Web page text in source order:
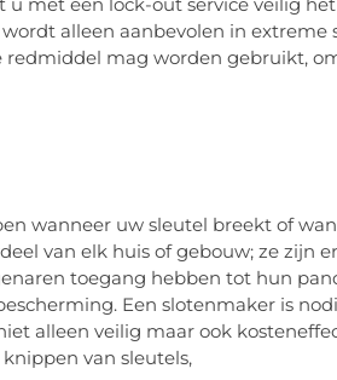
alleen aanbevolen in extreme
redmiddel mag worden gebruikt,
wanneer uw sleutel breekt of
van elk huis of gebouw; ze zijn
toegang hebben tot hun
Een slotenmaker is
alleen veilig maar ook
van sleutels,